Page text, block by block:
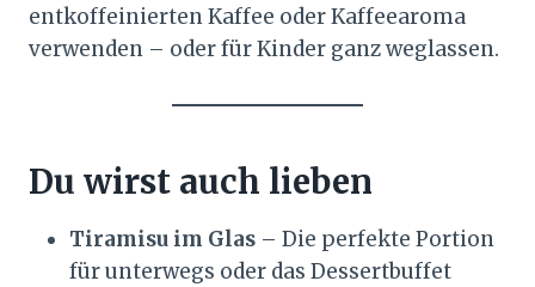
entkoffeinierten Kaffee oder Kaffeearoma
verwenden – oder für Kinder ganz weglassen.
Du wirst auch lieben
Tiramisu im Glas – Die perfekte Portion
für unterwegs oder das Dessertbuffet